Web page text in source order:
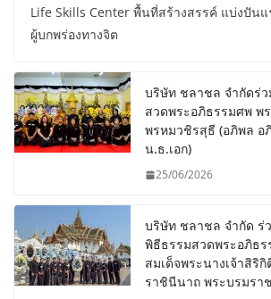
Life Skills Center พื้นที่สร้างสรรค์ แบ่งปัน
ผู้บกพร่องทางจิต
บริษัท ชลาชล จำกัดร่ว
สวดพระอภิธรรมศพ พ
พรหมวชิรสุธี (อภิพล อ
น.ธ.เอก)
25/06/2026
บริษัท ชลาชล จำกัด ร่
พิธีธรรมสวดพระอภิธ
สมเด็จพระนางเจ้าสิริ
ราชินีนาถ พระบรมร